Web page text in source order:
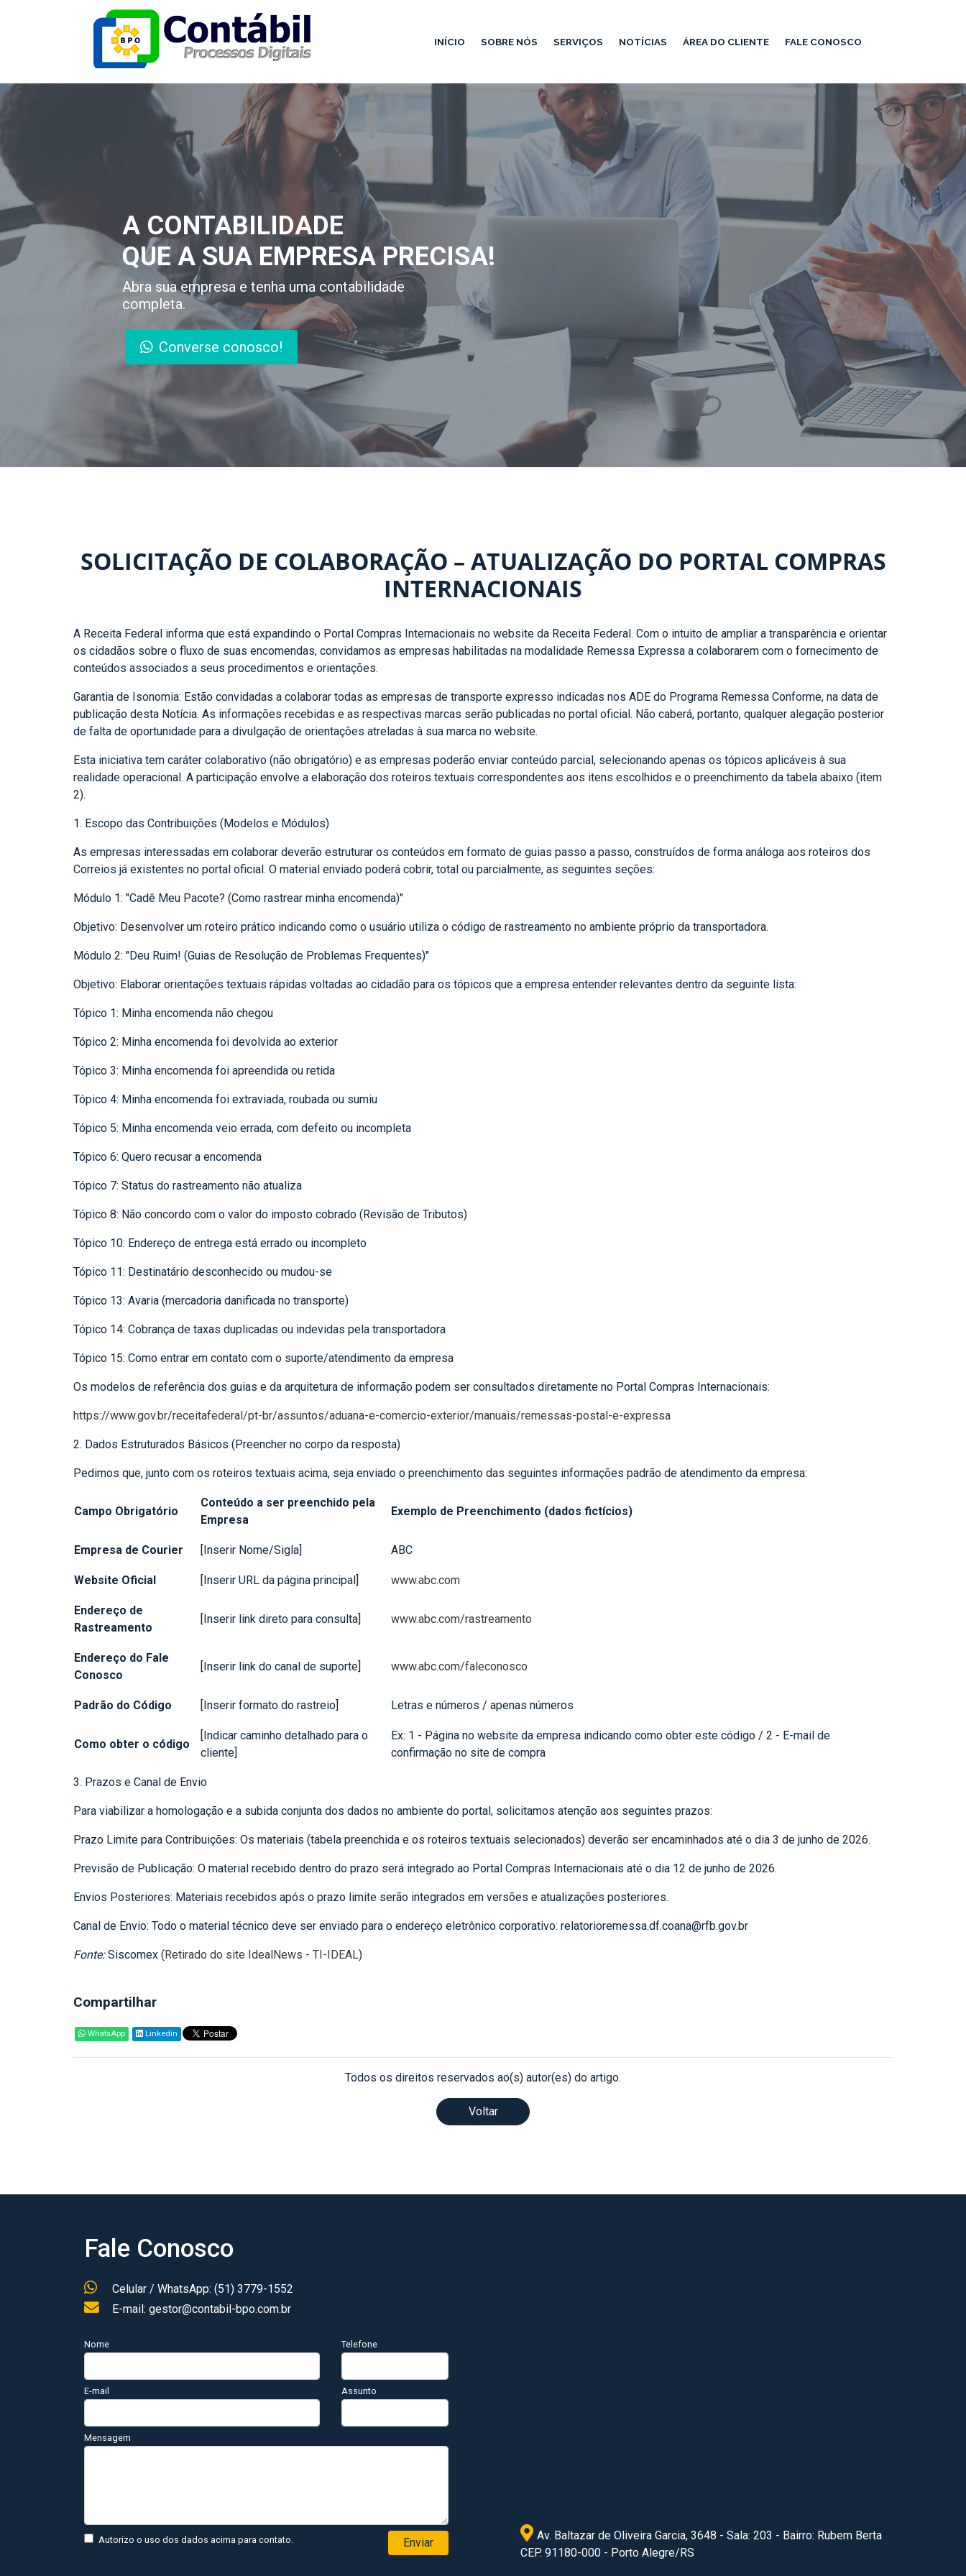
INÍCIO SOBRE NÓS SERVIÇOS NOTÍCIAS ÁREA DO CLIENTE FALE CONOSCO
A CONTABILIDADE
QUE A SUA EMPRESA PRECISA!
Abra sua empresa e tenha uma contabilidade
completa.
Converse conosco!
SOLICITAÇÃO DE COLABORAÇÃO – ATUALIZAÇÃO DO PORTAL COMPRAS
INTERNACIONAIS
A Receita Federal informa que está expandindo o Portal Compras Internacionais no website da Receita Federal. Com o intuito de ampliar a transparência e orientar
os cidadãos sobre o fluxo de suas encomendas, convidamos as empresas habilitadas na modalidade Remessa Expressa a colaborarem com o fornecimento de
conteúdos associados a seus procedimentos e orientações.
Garantia de Isonomia: Estão convidadas a colaborar todas as empresas de transporte expresso indicadas nos ADE do Programa Remessa Conforme, na data de
publicação desta Notícia. As informações recebidas e as respectivas marcas serão publicadas no portal oficial. Não caberá, portanto, qualquer alegação posterior
de falta de oportunidade para a divulgação de orientações atreladas à sua marca no website.
Esta iniciativa tem caráter colaborativo (não obrigatório) e as empresas poderão enviar conteúdo parcial, selecionando apenas os tópicos aplicáveis à sua
realidade operacional. A participação envolve a elaboração dos roteiros textuais correspondentes aos itens escolhidos e o preenchimento da tabela abaixo (item
2).
1. Escopo das Contribuições (Modelos e Módulos)
As empresas interessadas em colaborar deverão estruturar os conteúdos em formato de guias passo a passo, construídos de forma análoga aos roteiros dos
Correios já existentes no portal oficial. O material enviado poderá cobrir, total ou parcialmente, as seguintes seções:
Módulo 1: "Cadê Meu Pacote? (Como rastrear minha encomenda)"
Objetivo: Desenvolver um roteiro prático indicando como o usuário utiliza o código de rastreamento no ambiente próprio da transportadora.
Módulo 2: "Deu Ruim! (Guias de Resolução de Problemas Frequentes)"
Objetivo: Elaborar orientações textuais rápidas voltadas ao cidadão para os tópicos que a empresa entender relevantes dentro da seguinte lista:
Tópico 1: Minha encomenda não chegou
Tópico 2: Minha encomenda foi devolvida ao exterior
Tópico 3: Minha encomenda foi apreendida ou retida
Tópico 4: Minha encomenda foi extraviada, roubada ou sumiu
Tópico 5: Minha encomenda veio errada, com defeito ou incompleta
Tópico 6: Quero recusar a encomenda
Tópico 7: Status do rastreamento não atualiza
Tópico 8: Não concordo com o valor do imposto cobrado (Revisão de Tributos)
Tópico 10: Endereço de entrega está errado ou incompleto
Tópico 11: Destinatário desconhecido ou mudou-se
Tópico 13: Avaria (mercadoria danificada no transporte)
Tópico 14: Cobrança de taxas duplicadas ou indevidas pela transportadora
Tópico 15: Como entrar em contato com o suporte/atendimento da empresa
Os modelos de referência dos guias e da arquitetura de informação podem ser consultados diretamente no Portal Compras Internacionais:
https://www.gov.br/receitafederal/pt-br/assuntos/aduana-e-comercio-exterior/manuais/remessas-postal-e-expressa
2. Dados Estruturados Básicos (Preencher no corpo da resposta)
Pedimos que, junto com os roteiros textuais acima, seja enviado o preenchimento das seguintes informações padrão de atendimento da empresa:
Campo Obrigatório
Conteúdo a ser preenchido pela
Empresa
Exemplo de Preenchimento (dados fictícios)
Empresa de Courier [Inserir Nome/Sigla] ABC
Website Oficial [Inserir URL da página principal] www.abc.com
Endereço de
Rastreamento
[Inserir link direto para consulta] www.abc.com/rastreamento
Endereço do Fale
Conosco
[Inserir link do canal de suporte] www.abc.com/faleconosco
Padrão do Código [Inserir formato do rastreio] Letras e números / apenas números
Como obter o código
[Indicar caminho detalhado para o
cliente]
Ex: 1 - Página no website da empresa indicando como obter este código / 2 - E-mail de
confirmação no site de compra
3. Prazos e Canal de Envio
Para viabilizar a homologação e a subida conjunta dos dados no ambiente do portal, solicitamos atenção aos seguintes prazos:
Prazo Limite para Contribuições: Os materiais (tabela preenchida e os roteiros textuais selecionados) deverão ser encaminhados até o dia 3 de junho de 2026.
Previsão de Publicação: O material recebido dentro do prazo será integrado ao Portal Compras Internacionais até o dia 12 de junho de 2026.
Envios Posteriores: Materiais recebidos após o prazo limite serão integrados em versões e atualizações posteriores.
Canal de Envio: Todo o material técnico deve ser enviado para o endereço eletrônico corporativo: relatorioremessa.df.coana@rfb.gov.br
Fonte:Siscomex (Retirado do site IdealNews - TI-IDEAL)
Compartilhar
WhatsApp Linkedin
Todos os direitos reservados ao(s) autor(es) do artigo.
Voltar
Fale Conosco
Celular / WhatsApp: (51) 3779-1552
E-mail: gestor@contabil-bpo.com.br
Nome Telefone
E-mail Assunto
Mensagem
Autorizo o uso dos dados acima para contato. Enviar
Av. Baltazar de Oliveira Garcia, 3648 - Sala: 203 - Bairro: Rubem Berta
CEP. 91180-000 - Porto Alegre/RS